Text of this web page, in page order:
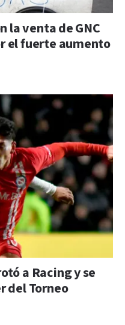
la venta de GNC
el fuerte aumento
a Racing y se
del Torneo